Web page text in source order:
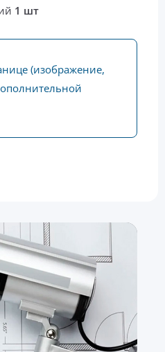
1 шт
(изображение,